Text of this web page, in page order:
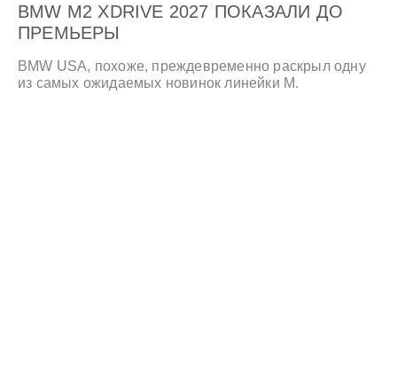
BMW M2 XDRIVE 2027 ПОКАЗАЛИ ДО
ПРЕМЬЕРЫ
BMW USA, похоже, преждевременно раскрыл одну
из самых ожидаемых новинок линейки M.